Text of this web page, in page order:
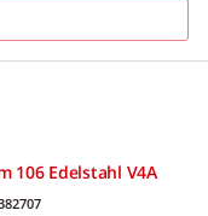
106 Edelstahl V4A